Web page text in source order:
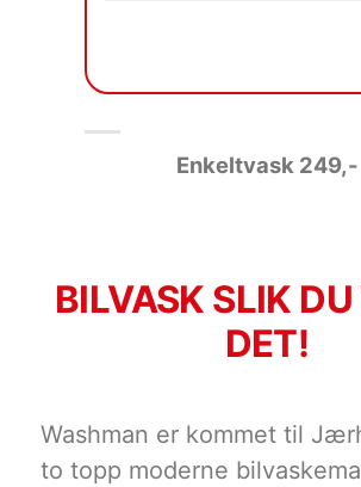
Enkeltvask 249,-
BILVASK SLIK
DET!
Washman er kommet til
to topp moderne